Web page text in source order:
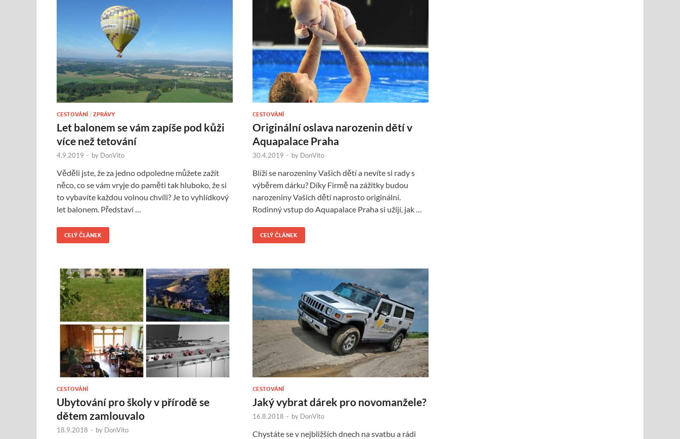
CESTOVÁNÍ / ZPRÁVY
Let balonem se vám zapíše pod kůži
více než tetování
4.9.2019 - by DonVito
Věděli jste, že za jedno odpoledne můžete zažít
něco, co se vám vryje do paměti tak hluboko, že si
to vybavíte každou volnou chvíli? Je to vyhlídkový
let balonem. Představí …
CELÝ ČLÁNEK
CESTOVÁNÍ
Originální oslava narozenin dětí v
Aquapalace Praha
30.4.2019 - by DonVito
Blíží se narozeniny Vašich dětí a nevíte si rady s
výběrem dárku? Díky Firmě na zážitky budou
narozeniny Vašich dětí naprosto originální.
Rodinný vstup do Aquapalace Praha si užijí, jak …
CELÝ ČLÁNEK
CESTOVÁNÍ
Ubytování pro školy v přírodě se
dětem zamlouvalo
18.9.2018 - by DonVito
CESTOVÁNÍ
Jaký vybrat dárek pro novomanžele?
16.8.2018 - by DonVito
Chystáte se v nejbližších dnech na svatbu a rádi